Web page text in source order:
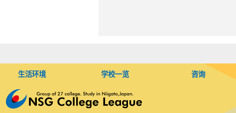
生活环境 学校一览 咨询